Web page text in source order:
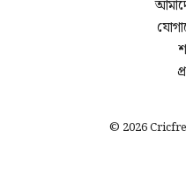
© 2026